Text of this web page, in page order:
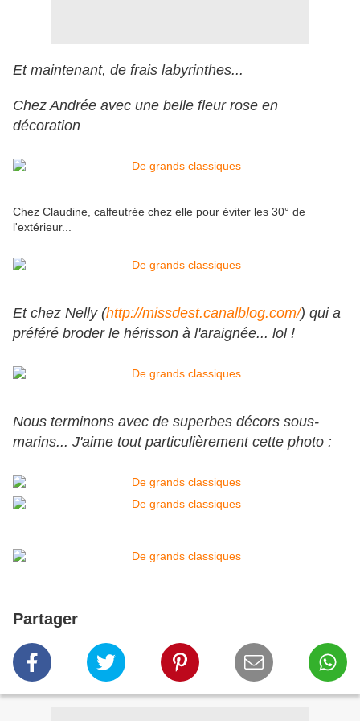
Et maintenant, de frais labyrinthes...
Chez Andrée avec une belle fleur rose en
décoration
Chez Claudine, calfeutrée chez elle pour éviter les 30° de
l'extérieur...
Et chez Nelly (http://missdest.canalblog.com/) qui a
préféré broder le hérisson à l'araignée... lol !
Nous terminons avec de superbes décors sous-
marins... J'aime tout particulièrement cette photo :
Partager